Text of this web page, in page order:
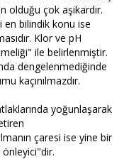
olduğu çok aşikardır.
en bilindik konu ise
Klor ve pH
ile belirlenmiştir.
dengelenmediğinde
kaçınılmazdır.
yoğunlaşarak
çaresi ise yine bir